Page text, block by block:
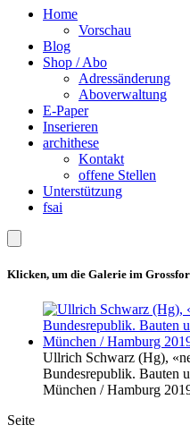
Home
Vorschau
Blog
Shop / Abo
Adressänderung
Aboverwaltung
E-Paper
Inserieren
archithese
Kontakt
offene Stellen
Unterstützung
fsai
Klicken, um die Galerie im
Ullrich Schwarz (Hg),
Bundesrepublik. Bauten
München / Hamburg
Seite